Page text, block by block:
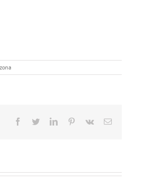
Facebook
TwitterLinkedInPinterest
Vk Email